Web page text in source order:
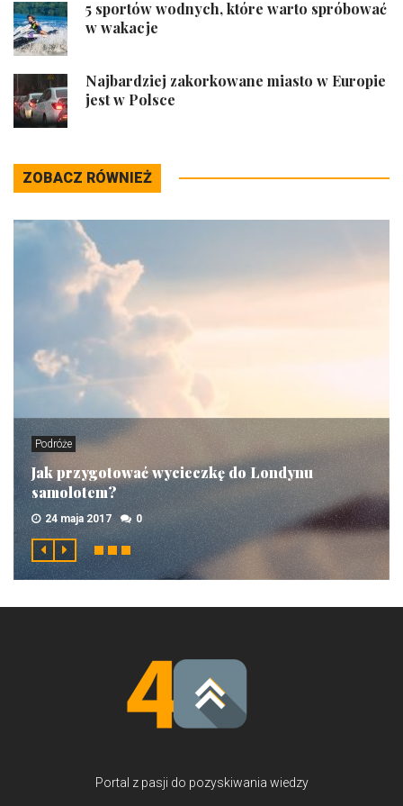
5 sportów wodnych, które warto spróbować
w wakacje
Najbardziej zakorkowane miasto w Europie
jest w Polsce
ZOBACZ RÓWNIEŻ
Podróże
Jak przygotować wycieczkę do Londynu
samolotem?
24 maja 2017 0
Portal z pasji do pozyskiwania wiedzy